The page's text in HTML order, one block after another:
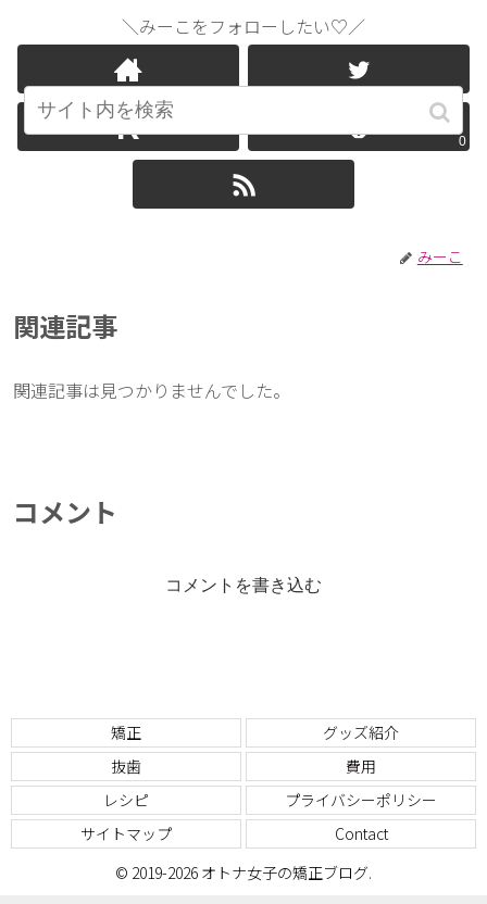
＼みーこをフォローしたい♡／
0
みーこ
関連記事
関連記事は見つかりませんでした。
コメント
コメントを書き込む
矯正
グッズ紹介
抜歯
費用
レシピ
プライバシーポリシー
サイトマップ
Contact
© 2019-2026 オトナ女子の矯正ブログ.